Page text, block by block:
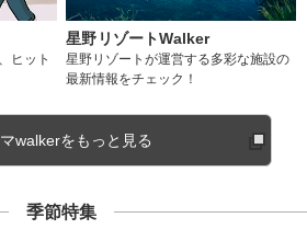
ヒット
星野リゾートWalker
星野リゾートが運営する多彩な施設の
最新情報をチェック！
walkerをもっと見る
季節特集